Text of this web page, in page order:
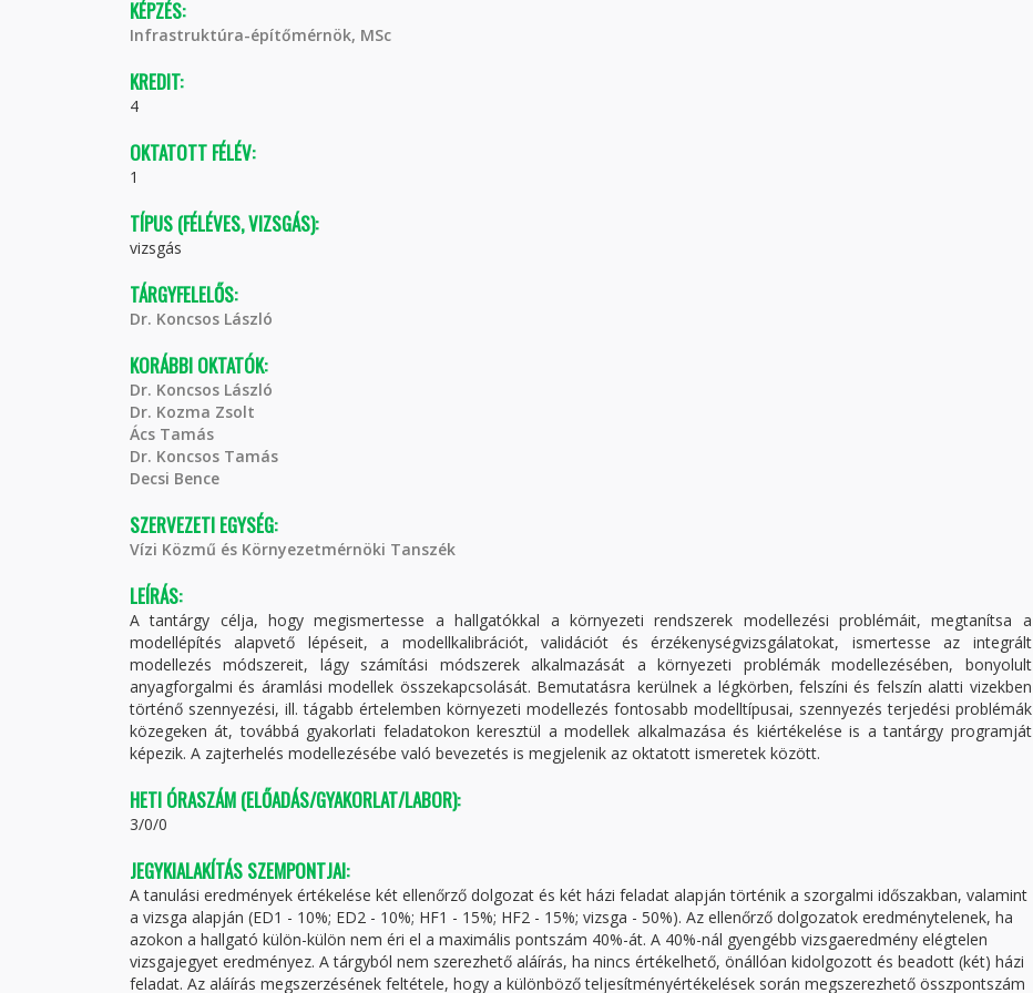
KÉPZÉS:
Infrastruktúra-építőmérnök, MSc
KREDIT:
4
OKTATOTT FÉLÉV:
1
TÍPUS (FÉLÉVES, VIZSGÁS):
vizsgás
TÁRGYFELELŐS:
Dr. Koncsos László
KORÁBBI OKTATÓK:
Dr. Koncsos László
Dr. Kozma Zsolt
Ács Tamás
Dr. Koncsos Tamás
Decsi Bence
SZERVEZETI EGYSÉG:
Vízi Közmű és Környezetmérnöki Tanszék
LEÍRÁS:
A tantárgy célja, hogy megismertesse a hallgatókkal a környezeti rendszerek modellezési problémáit, megtanítsa a
modellépítés alapvető lépéseit, a modellkalibrációt, validációt és érzékenységvizsgálatokat, ismertesse az integrált
modellezés módszereit, lágy számítási módszerek alkalmazását a környezeti problémák modellezésében, bonyolult
anyagforgalmi és áramlási modellek összekapcsolását. Bemutatásra kerülnek a légkörben, felszíni és felszín alatti vizekben
történő szennyezési, ill. tágabb értelemben környezeti modellezés fontosabb modelltípusai, szennyezés terjedési problémák
közegeken át, továbbá gyakorlati feladatokon keresztül a modellek alkalmazása és kiértékelése is a tantárgy programját
képezik. A zajterhelés modellezésébe való bevezetés is megjelenik az oktatott ismeretek között.
HETI ÓRASZÁM (ELŐADÁS/GYAKORLAT/LABOR):
3/0/0
JEGYKIALAKÍTÁS SZEMPONTJAI:
A tanulási eredmények értékelése két ellenőrző dolgozat és két házi feladat alapján történik a szorgalmi időszakban, valamint
a vizsga alapján (ED1 - 10%; ED2 - 10%; HF1 - 15%; HF2 - 15%; vizsga - 50%). Az ellenőrző dolgozatok eredménytelenek, ha
azokon a hallgató külön-külön nem éri el a maximális pontszám 40%-át. A 40%-nál gyengébb vizsgaeredmény elégtelen
vizsgajegyet eredményez. A tárgyból nem szerezhető aláírás, ha nincs értékelhető, önállóan kidolgozott és beadott (két) házi
feladat. Az aláírás megszerzésének feltétele, hogy a különböző teljesítményértékelések során megszerezhető összpontszám